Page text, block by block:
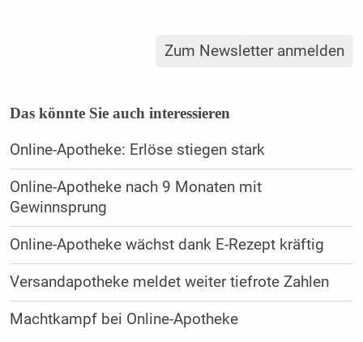
Zum Newsletter anmelden
Das könnte Sie auch interessieren
Online-Apotheke: Erlöse stiegen stark
Online-Apotheke nach 9 Monaten mit
Gewinnsprung
Online-Apotheke wächst dank E-Rezept kräftig
Versandapotheke meldet weiter tiefrote Zahlen
Machtkampf bei Online-Apotheke